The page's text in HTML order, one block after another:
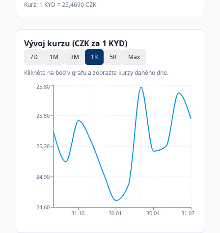
Kurz: 1 KYD =25,4690CZK
Vývoj kurzu (CZK za 1 KYD)
7D 1M 3M 1R 5R
Max
Klikněte na bod v grafu a zobrazte kurzy daného dne.
31.10. 30.01. 30.04. 31.07.
24,60
24,90
25,20
25,50
25,80